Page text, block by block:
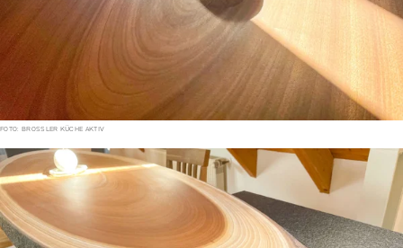
FOTO: BROSSLER KÜCHE AKTIV